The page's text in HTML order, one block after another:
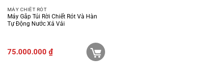
MÁY CHIẾT RÓT
Máy Gắp Túi Rời Chiết Rót Và Hàn
Tự Động Nước Xả Vải
75.000.000 ₫